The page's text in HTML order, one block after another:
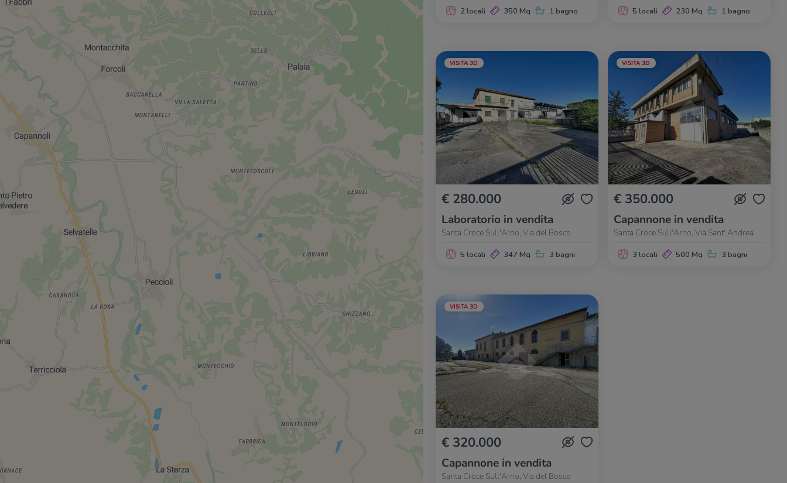
2 locali 350 Mq 1 bagno 5 locali 230 Mq 1 bagno
VISITA 3D
€ 280.000
Laboratorio in vendita
Santa Croce Sull'Arno, Via del Bosco
5 locali 347 Mq 3 bagni
VISITA 3D
€ 350.000
Capannone in vendita
Santa Croce Sull'Arno, Via Sant' Andrea
3 locali 500 Mq 3 bagni
VISITA 3D
€ 320.000
Capannone in vendita
Santa Croce Sull'Arno, Via del Bosco